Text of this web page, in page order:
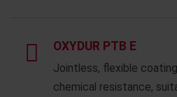
OXYDUR PTB E
Jointless, flexible
chemical resistance,